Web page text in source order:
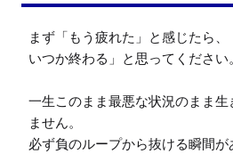
まず「もう疲れた」と感じたら
いつか終わる」と思ってください。
一生このまま最悪な状況のまま生
ません。
必ず負のループから抜ける瞬間